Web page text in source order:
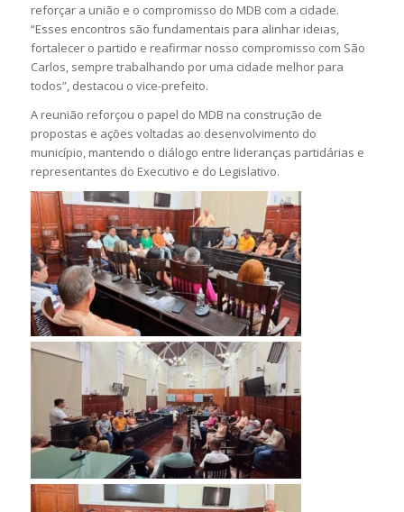
reforçar a união e o compromisso do MDB com a cidade.
“Esses encontros são fundamentais para alinhar ideias,
fortalecer o partido e reafirmar nosso compromisso com São
Carlos, sempre trabalhando por uma cidade melhor para
todos”, destacou o vice-prefeito.
A reunião reforçou o papel do MDB na construção de
propostas e ações voltadas ao desenvolvimento do
município, mantendo o diálogo entre lideranças partidárias e
representantes do Executivo e do Legislativo.